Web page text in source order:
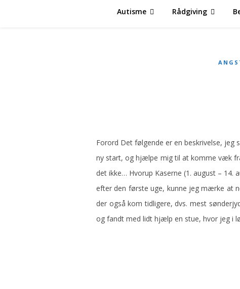
Autisme Rådgiving
Forord Det følgende er en beskrivelse,
ny start, og hjælpe mig til at komme væk
det ikke… Hvorup Kaserne (1. august –
efter den første uge, kunne jeg mærke at
der også kom tidligere, dvs. mest
og fandt med lidt hjælp en stue, hvor jeg i